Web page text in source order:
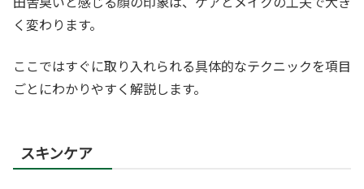
く変わります。
ここではすぐに取り入れられる具体的なテクニックを項目
ごとにわかりやすく解説します。
スキンケア